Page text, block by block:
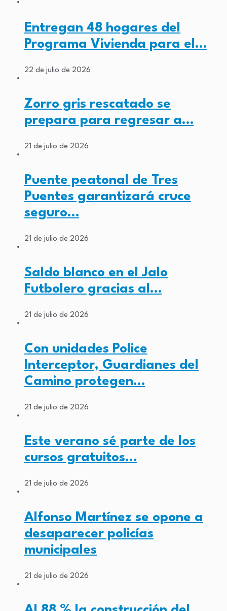
Entregan 48 hogares del
Programa Vivienda para el…
22 de julio de 2026
Zorro gris rescatado se
prepara para regresar a…
21 de julio de 2026
Puente peatonal de Tres
Puentes garantizará cruce
seguro…
21 de julio de 2026
Saldo blanco en el Jalo
Futbolero gracias al…
21 de julio de 2026
Con unidades Police
Interceptor, Guardianes del
Camino protegen…
21 de julio de 2026
Este verano sé parte de los
cursos gratuitos…
21 de julio de 2026
Alfonso Martínez se opone a
desaparecer policías
municipales
21 de julio de 2026